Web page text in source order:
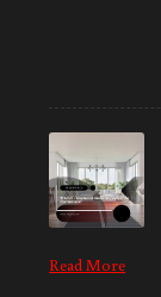
Read More